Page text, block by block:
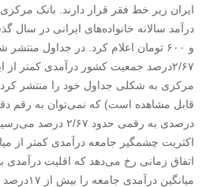
ایران زیر خط فقر قرار دارند. بانک
و ۶۰۰ تومان اعلام کرد. در جداول
۲/۶۷درصد جمعیت کشور درآمدی کمتر از
مرکزی به شکلی جداول خود را منتشر
قابل مشاهده است) که نمی‌توان به رقم
درصدی به رقمی
اکثریت چشمگیر جامعه درآمدی کمتر از
اتفاق زمانی رخ می‌دهد که اقلیت درآمدی
میانگین